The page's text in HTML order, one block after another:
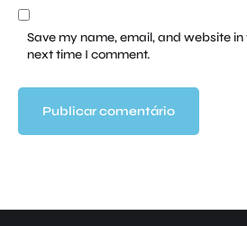
Save my name, email, and website
next time I comment.